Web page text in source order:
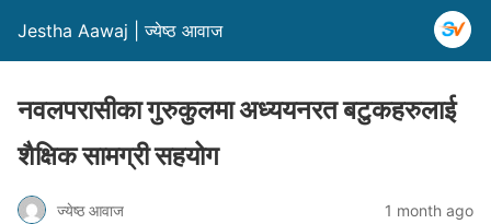
Jestha Aawaj | ज्येष्ठ आवाज
नवलपरासीका गुरुकुलमा अध्ययनरत बटुकहरुलाई
शैक्षिक सामग्री सहयोग
ज्येष्ठ आवाज 1 month ago